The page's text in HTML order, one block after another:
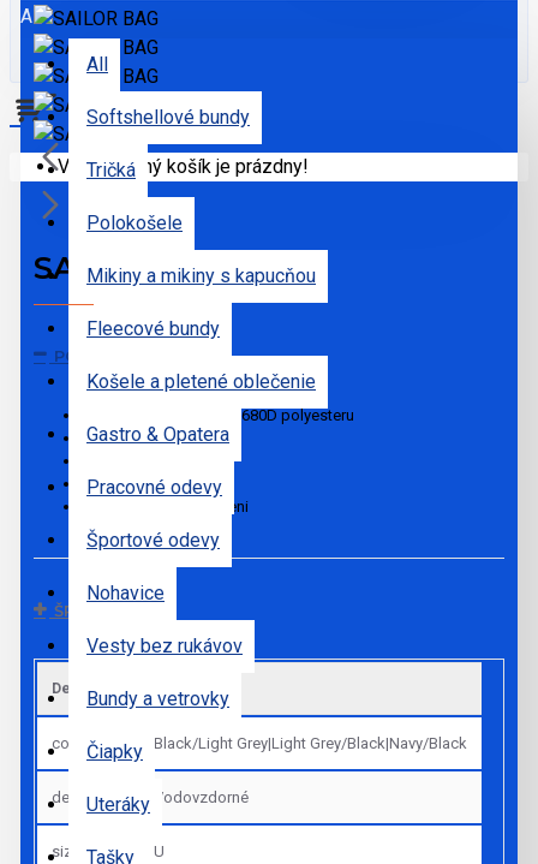
All
All
Softshellové bundy
Tričká
Polokošele
Mikiny a mikiny s kapucňou
Fleecové bundy
Košele a pletené oblečenie
Gastro & Opatera
Pracovné odevy
Športové odevy
Nohavice
Vesty bez rukávov
Bundy a vetrovky
Čiapky
Uteráky
Tašky
Váš nákupný košík je prázdny!
SAILOR BAG
POPIS
Námornícka taška zo 1680D polyesteru
Priehradka na obuv
Ramenné popruhy
Očká v kovovom odtieni
ŠPECIFIKÁCIE
Default
colors Black/Light Grey|Light Grey/Black|Navy/Black
details_sk Vodovzdorné
sizes U